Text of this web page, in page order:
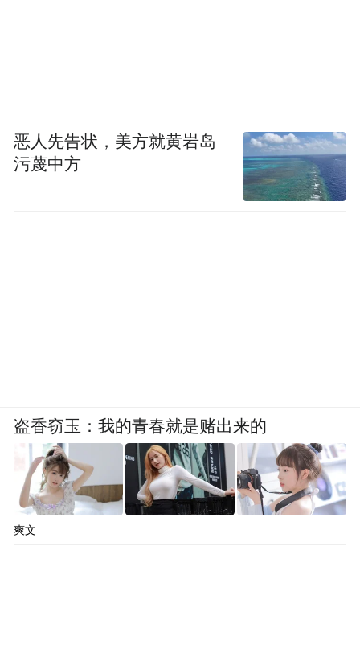
Notice: The content above (including the videos,
pictures and audios if any) is uploaded and posted
by the user of Dafeng Hao, which is a social media
platform and merely provides information storage
恶人先告状，美方就黄岩岛
污蔑中方
盗香窃玉：我的青春就是赌出来的
爽文